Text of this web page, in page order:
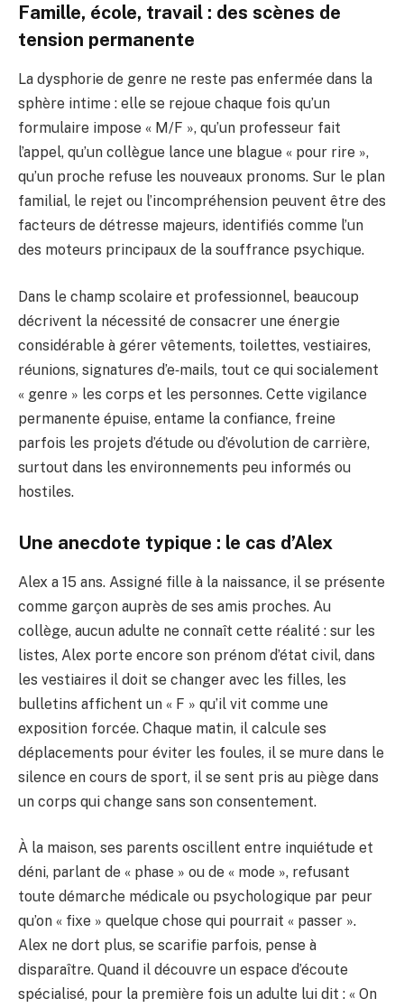
Famille, école, travail : des scènes de
tension permanente
La dysphorie de genre ne reste pas enfermée dans la
sphère intime : elle se rejoue chaque fois qu’un
formulaire impose « M/F », qu’un professeur fait
l’appel, qu’un collègue lance une blague « pour rire »,
qu’un proche refuse les nouveaux pronoms. Sur le plan
familial, le rejet ou l’incompréhension peuvent être des
facteurs de détresse majeurs, identifiés comme l’un
des moteurs principaux de la souffrance psychique.
Dans le champ scolaire et professionnel, beaucoup
décrivent la nécessité de consacrer une énergie
considérable à gérer vêtements, toilettes, vestiaires,
réunions, signatures d’e‑mails, tout ce qui socialement
« genre » les corps et les personnes. Cette vigilance
permanente épuise, entame la confiance, freine
parfois les projets d’étude ou d’évolution de carrière,
surtout dans les environnements peu informés ou
hostiles.
Une anecdote typique : le cas d’Alex
Alex a 15 ans. Assigné fille à la naissance, il se présente
comme garçon auprès de ses amis proches. Au
collège, aucun adulte ne connaît cette réalité : sur les
listes, Alex porte encore son prénom d’état civil, dans
les vestiaires il doit se changer avec les filles, les
bulletins affichent un « F » qu’il vit comme une
exposition forcée. Chaque matin, il calcule ses
déplacements pour éviter les foules, il se mure dans le
silence en cours de sport, il se sent pris au piège dans
un corps qui change sans son consentement.
À la maison, ses parents oscillent entre inquiétude et
déni, parlant de « phase » ou de « mode », refusant
toute démarche médicale ou psychologique par peur
qu’on « fixe » quelque chose qui pourrait « passer ».
Alex ne dort plus, se scarifie parfois, pense à
disparaître. Quand il découvre un espace d’écoute
spécialisé, pour la première fois un adulte lui dit : « On